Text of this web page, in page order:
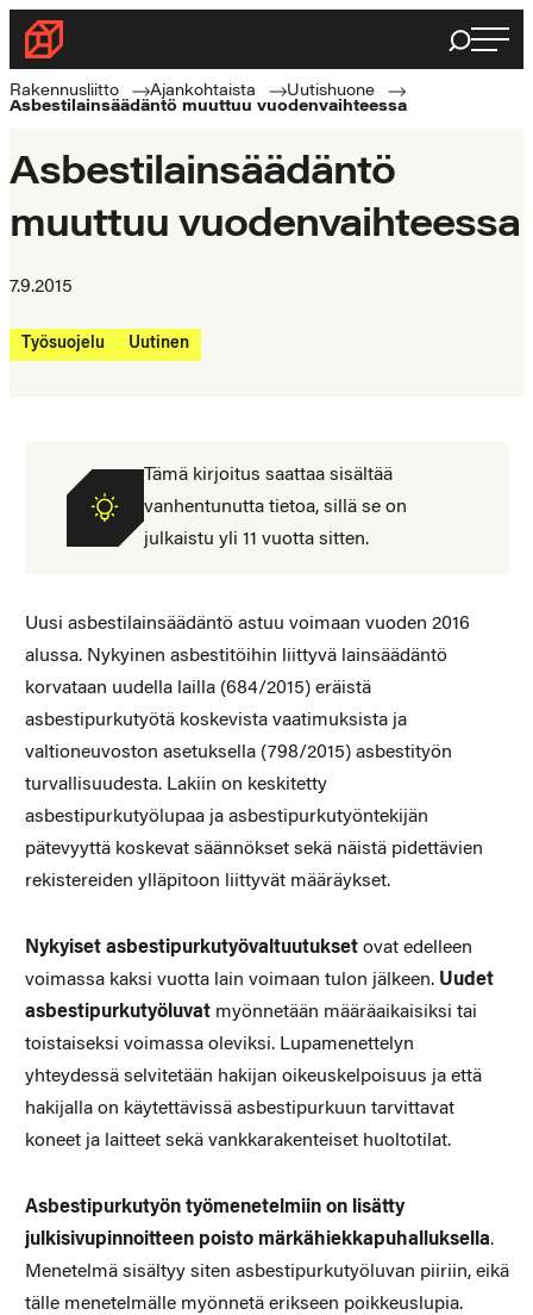
Siirry
suoraan
sisältöön
Rakennusliitto
Rakennusalan
ammattilaisten
Haku
Rakennusliitto Ajankohtaista
Uutishuone
Asbestilainsäädäntö muuttuu vuodenvaihteessa
Asbestilainsäädäntö
muuttuu vuodenvaihteessa
7.9.2015
Työsuojelu Uutinen
Tämä kirjoitus saattaa sisältää
vanhentunutta tietoa, sillä se on
julkaistu yli 11 vuotta sitten.
Uusi asbestilainsäädäntö astuu voimaan vuoden 2016
alussa. Nykyinen asbestitöihin liittyvä lainsäädäntö
korvataan uudella lailla (684/2015) eräistä
asbestipurkutyötä koskevista vaatimuksista ja
valtioneuvoston asetuksella (798/2015) asbestityön
turvallisuudes­ta. Lakiin on keskitetty
asbestipurkutyölupaa ja asbestipurkutyön­tekijän
pätevyyttä koskevat säännökset sekä näistä pidettävien
rekistereiden ylläpitoon liittyvät määräykset.
Nykyiset asbestipurkutyövaltuutuksetovat edelleen
voimassa kaksi vuotta lain voimaan tulon jälkeen. Uudet
asbestipurkutyöluvatmyönnetään määräaikaisiksi tai
toistaiseksi voimassa oleviksi. Lupamenettelyn
yhteydessä selvitetään hakijan oikeuskelpoisuus ja että
hakijalla on käytettävissä asbestipurkuun tarvittavat
koneet ja laitteet sekä vankkarakenteiset huoltotilat.
Asbestipurkutyön työmenetelmiin on lisätty
julkisivupinnoitteen poisto märkähiekkapuhalluksella.
Menetelmä sisältyy siten asbes­tipurkutyöluvan piiriin, eikä
tälle menetelmälle myönnetä erikseen poikkeuslupia.